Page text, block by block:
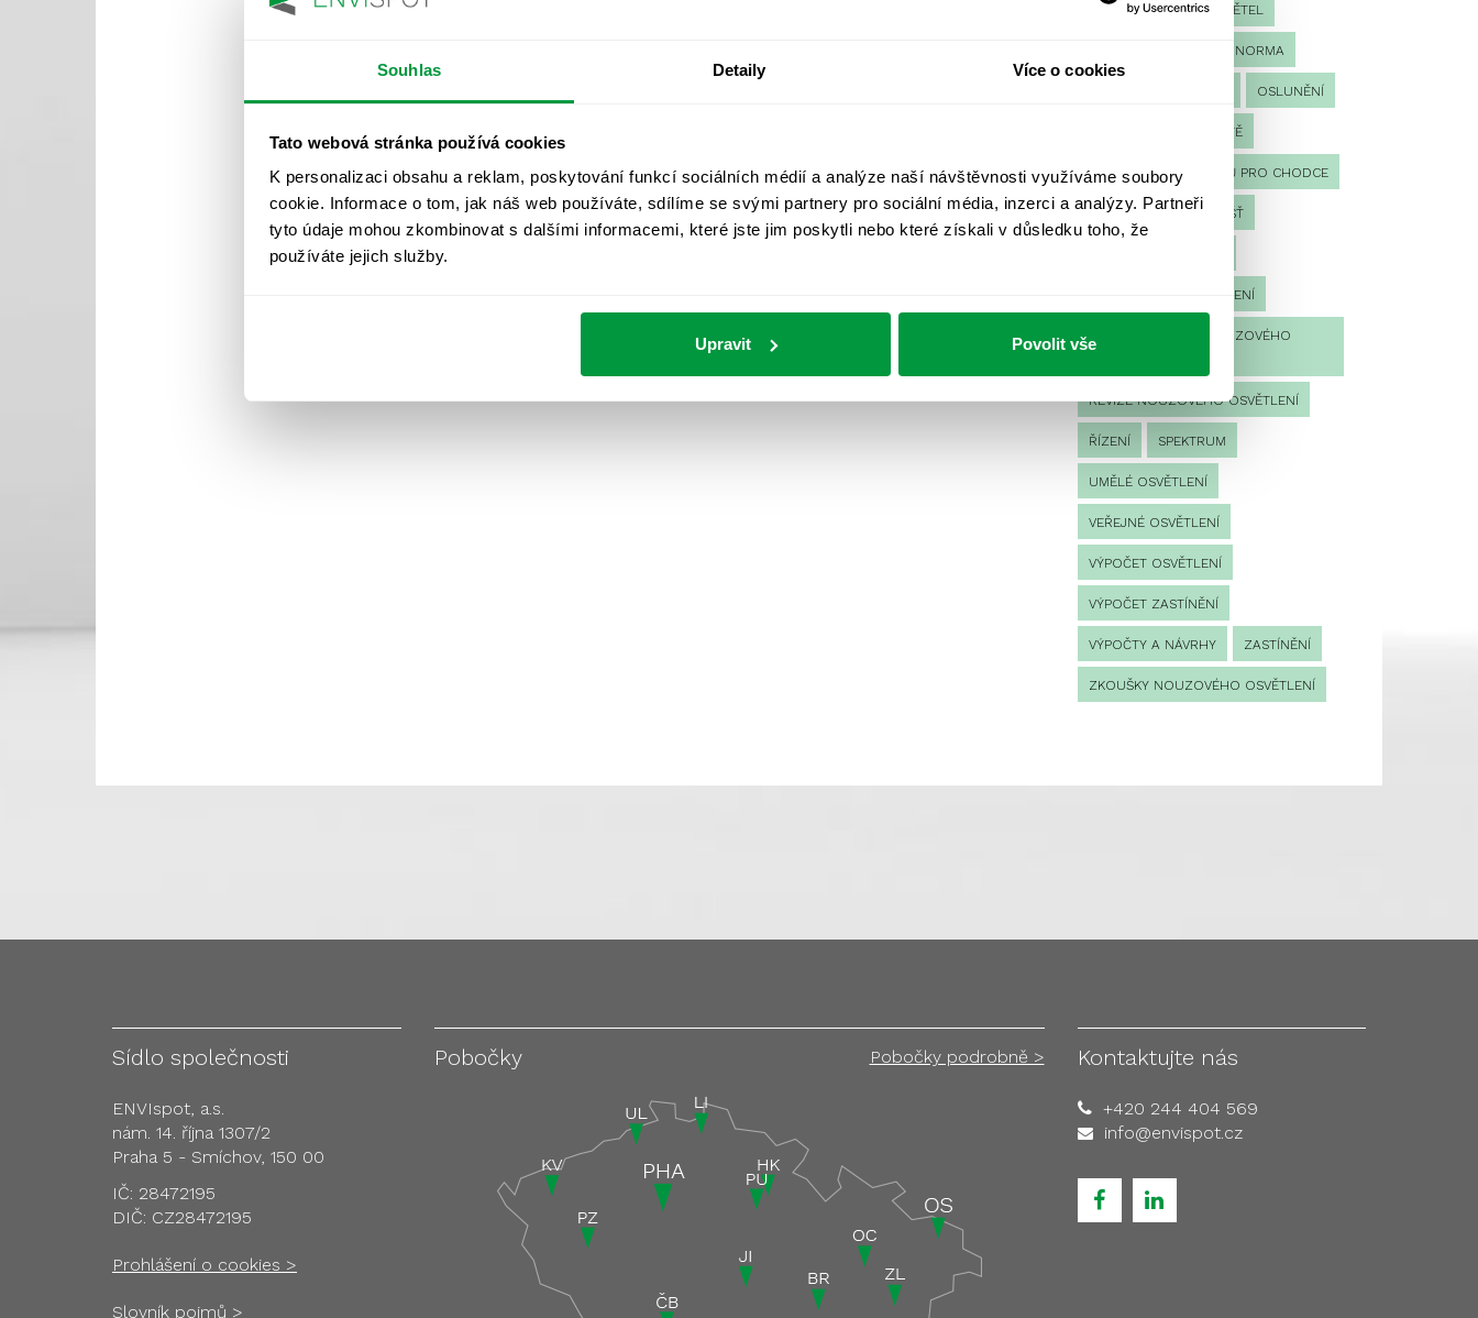
Souhlas Detaily Více o cookies
Tato webová stránka používá cookies
K personalizaci obsahu a reklam, poskytování funkcí sociálních médií a analýze naší návštěvnosti využíváme soubory
cookie. Informace o tom, jak náš web používáte, sdílíme se svými partnery pro sociální média, inzerci a analýzy. Partneři
tyto údaje mohou zkombinovat s dalšími informacemi, které jste jim poskytli nebo které získali v důsledku toho, že
používáte jejich služby.
Upravit Povolit vše
MĚŘENÍ MĚŘENÍ SVĚTEL
NORMA
OSLUNĚNÍ
OSVĚTLENÍ PRACOVIŠTĚ
OSVĚTLENÍ PŘECHODŮ PRO CHODCE
OSVĚTLENÍ SPORTOVIŠŤ
PROTIPANICKÉ OSVĚTLENÍ
PROVOZNÍ DENÍK NOUZOVÉHO
REVIZE NOUZOVÉHO OSVĚTLENÍ
ŘÍZENÍ SPEKTRUM
UMĚLÉ OSVĚTLENÍ
VEŘEJNÉ OSVĚTLENÍ
VÝPOČET OSVĚTLENÍ
VÝPOČET ZASTÍNĚNÍ
VÝPOČTY A NÁVRHY ZASTÍNĚNÍ
ZKOUŠKY NOUZOVÉHO OSVĚTLENÍ
Sídlo společnosti
ENVIspot, a.s.
nám. 14. října 1307/2
Praha 5 - Smíchov, 150 00
IČ: 28472195
DIČ: CZ28472195
Prohlášení o cookies >
Slovník pojmů >
Pobočky Pobočky podrobně > Kontaktujte nás
+420 244 404 569
info@envispot.cz